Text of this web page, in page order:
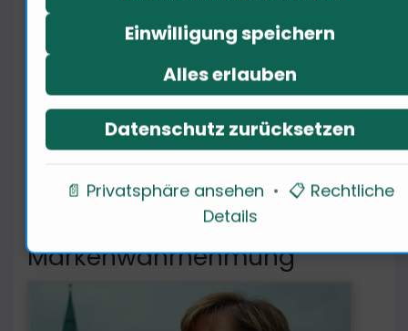
sicherstellen, dass diese
Strategien effektiv umgesetzt
werden? Ich frage die politischen
Experten nach ihren Einsichten […]
Politische Dimensionen der
Markenwahrnehmung
Einwilligung speichern
Alles erlauben
Datenschutz zurücksetzen
📄 Privatsphäre ansehen • 📋 Rechtliche
Details